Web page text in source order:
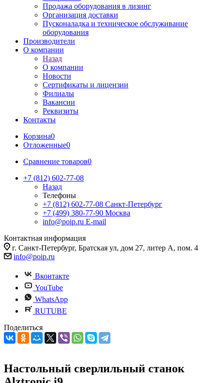
Продажа оборудования в лизинг
Организация доставки
Пусконаладка и техническое обслуживание
оборудования
Производители
О компании
Назад
О компании
Новости
Сертификаты и лицензии
Филиалы
Вакансии
Реквизиты
Контакты
Корзина0
Отложенные0
Сравнение товаров0
+7 (812) 602-77-08
Назад
Телефоны
+7 (812) 602-77-08 Санкт-Петербург
+7 (499) 380-77-90 Москва
info@poip.ru E-mail
Контактная информация
г. Санкт-Петербург, Братская ул, дом 27, литер А, пом. 4
info@poip.ru
Вконтакте
YouTube
WhatsApp
RUTUBE
Поделиться
Настольный сверлильный станок